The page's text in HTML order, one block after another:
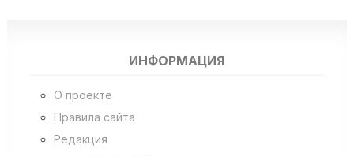
ИНФОРМАЦИЯ
О проекте
Правила сайта
Редакция